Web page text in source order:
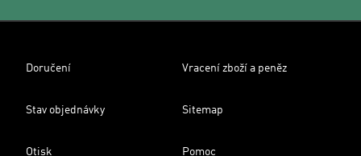
Doručení Vracení zboží a peněz
Stav objednávky Sitemap
Otisk Pomoc